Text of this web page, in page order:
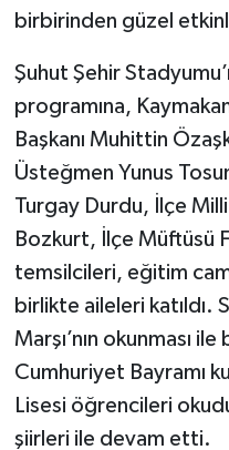
birbirinden güzel
Şuhut Şehir
programına,
Başkanı Muhittin
Üsteğmen Yunus
Turgay Durdu, İlçe
Bozkurt, İlçe Müftüsü
temsilcileri, eğitim
birlikte aileleri katıldı.
Marşı’nın okunması
Cumhuriyet Bayramı
Lisesi öğrencileri
şiirleri ile devam etti.